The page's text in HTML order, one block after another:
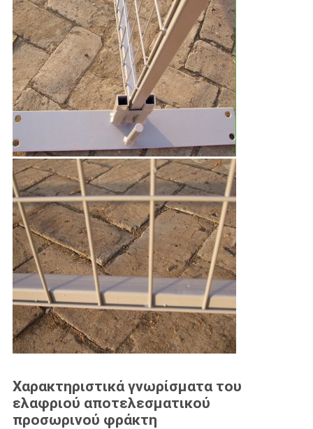
Χαρακτηριστικά γνωρίσματα του
ελαφριού αποτελεσματικού
προσωρινού φράκτη